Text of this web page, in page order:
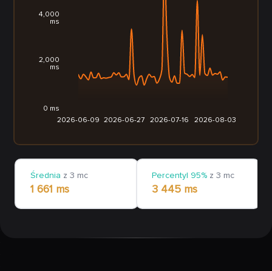
2026-06-09 2026-06-27 2026-07-16 2026-08-03
0 ms
2,000
ms
4,000
ms
Średnia z 3 mc
1 661 ms
Percentyl 95% z 3 mc
3 445 ms